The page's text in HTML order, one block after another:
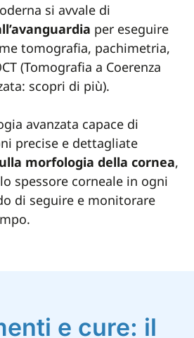
si avvale di
per eseguire
tomografia, pachimetria,
(Tomografia a Coerenza
scopri di più).
avanzata capace di
precise e dettagliate
morfologia della cornea,
spessore corneale in ogni
di seguire e monitorare
e cure: il